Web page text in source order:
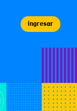
ingresar